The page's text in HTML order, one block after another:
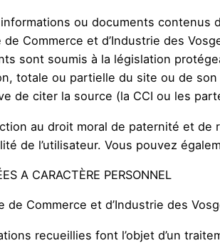
ou documents
de Commerce et d’Industrie des
sont soumis à la législation
totale ou partielle du site ou de
de citer la source (la CCI ou les
au droit moral de paternité et de
de l’utilisateur. Vous pouvez
A CARACTÈRE PERSONNEL
de Commerce et d’Industrie des
recueillies font l’objet d’un